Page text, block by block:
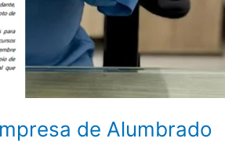
de Alumbrado